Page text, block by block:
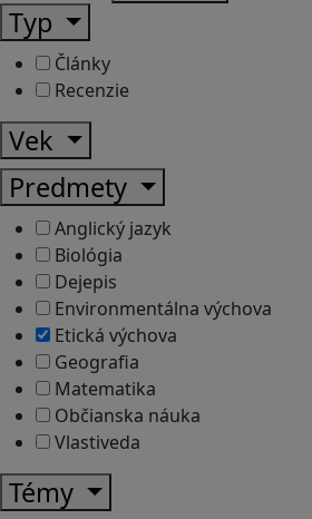
Typ
Články
Recenzie
Vek
Predmety
Anglický jazyk
Biológia
Dejepis
Environmentálna výchova
Etická výchova
Geografia
Matematika
Občianska náuka
Vlastiveda
Témy